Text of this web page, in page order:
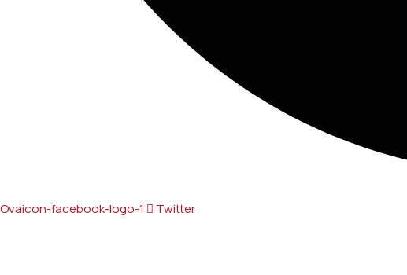
Ovaicon-facebook-logo-1 Twitter